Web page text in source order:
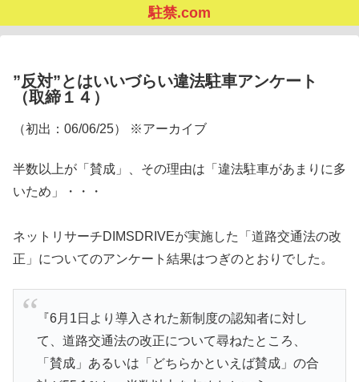
駐禁.com
”反対”とはいいづらい違法駐車アンケート
（取締１４）
（初出：06/06/25） ※アーカイブ
半数以上が「賛成」、その理由は「違法駐車があまりに多
いため」・・・
ネットリサーチDIMSDRIVEが実施した「道路交通法の改
正」についてのアンケート結果はつぎのとおりでした。
『6月1日より導入された新制度の認知者に対し
て、道路交通法の改正について尋ねたところ、
「賛成」あるいは「どちらかといえば賛成」の合